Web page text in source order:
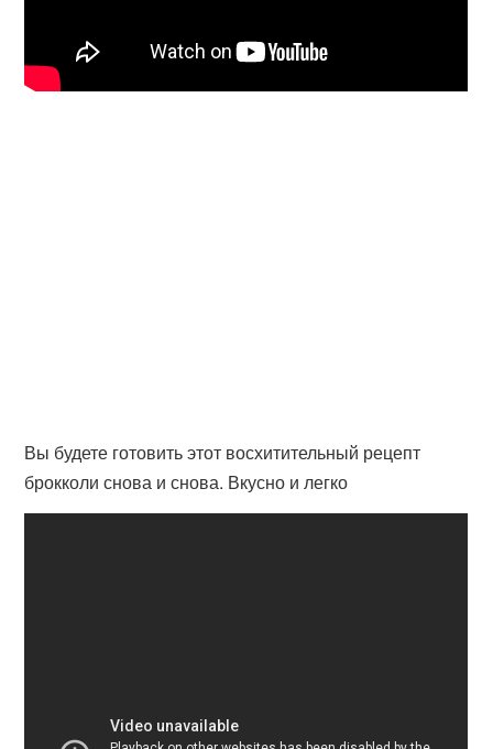
Вы будете готовить этот восхитительный рецепт
брокколи снова и снова. Вкусно и легко